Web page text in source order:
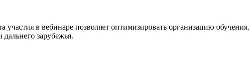
участия в вебинаре позволяет оптимизировать организацию
зарубежья.